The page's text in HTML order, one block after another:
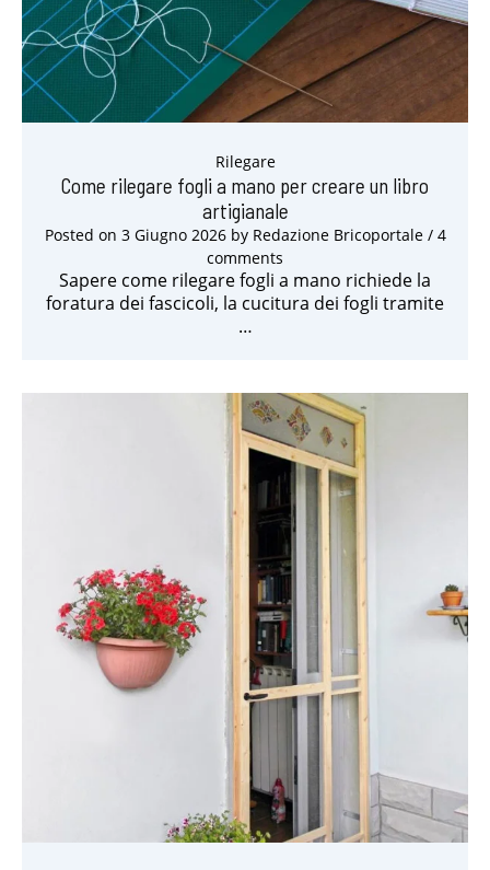
Rilegare
Come rilegare fogli a mano per creare un libro
artigianale
Posted on 3 Giugno 2026by Redazione Bricoportale/ 4
comments
Sapere come rilegare fogli a mano richiede la
foratura dei fascicoli, la cucitura dei fogli tramite
…